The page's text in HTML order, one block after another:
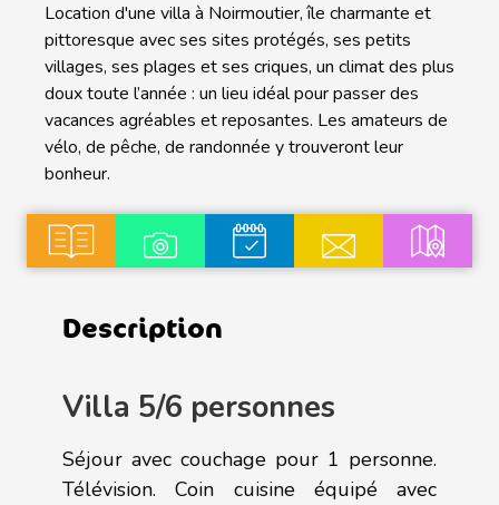
Location d'une villa à Noirmoutier, île charmante et
pittoresque avec ses sites protégés, ses petits
villages, ses plages et ses criques, un climat des plus
doux toute l’année : un lieu idéal pour passer des
vacances agréables et reposantes. Les amateurs de
vélo, de pêche, de randonnée y trouveront leur
bonheur.
Description
Villa 5/6 personnes
Séjour avec couchage pour 1 personne.
Télévision. Coin cuisine équipé avec